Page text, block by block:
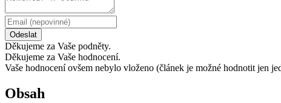
Odeslat
Děkujeme za Vaše podněty.
Děkujeme za Vaše hodnocení.
Vaše hodnocení ovšem nebylo vloženo (článek je možné hodnotit jen
Obsah